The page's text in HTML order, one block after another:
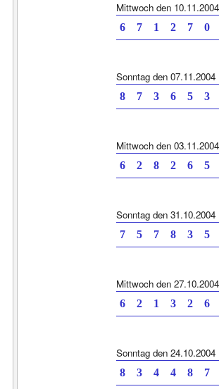
Mittwoch den 10.11.2004
6 7 1 2 7
Sonntag den 07.11.2004
8 7 3 6 5
Mittwoch den 03.11.2004
6 2 8 2 6
Sonntag den 31.10.2004
7 5 7 8 3
Mittwoch den 27.10.2004
6 2 1 3 2
Sonntag den 24.10.2004
8 3 4 4 8